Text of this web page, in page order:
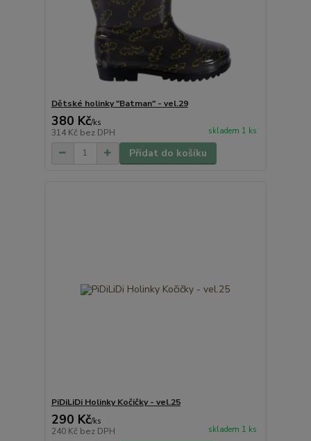
Dětské holinky "Batman" - vel.29
380 Kč/ks
314 Kč bez DPH skladem 1 ks
Přidat do košíku
PiDiLiDi Holinky Kočičky - vel.25
290 Kč/ks
240 Kč bez DPH skladem 1 ks